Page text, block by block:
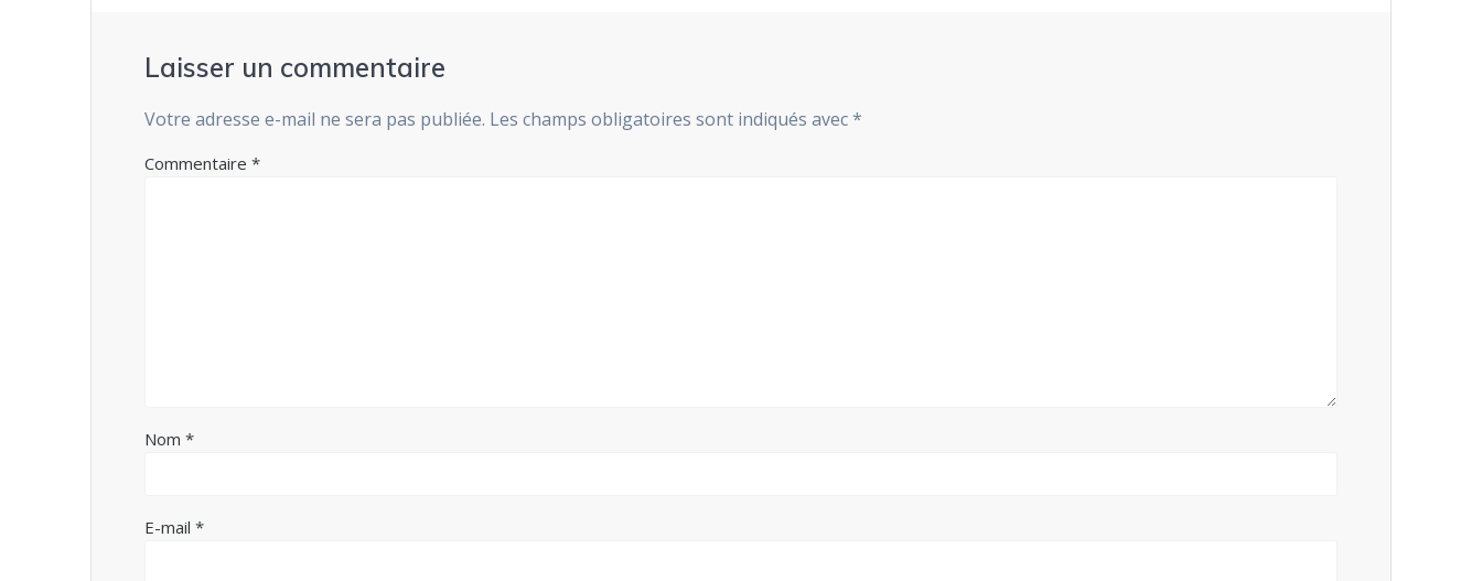
Laisser un commentaire
Votre adresse e-mail ne sera pas publiée. Les champs obligatoires sont indiqués avec*
Commentaire*
Nom*
E-mail*